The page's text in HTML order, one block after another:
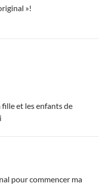
»!
et les enfants de
pour commencer ma